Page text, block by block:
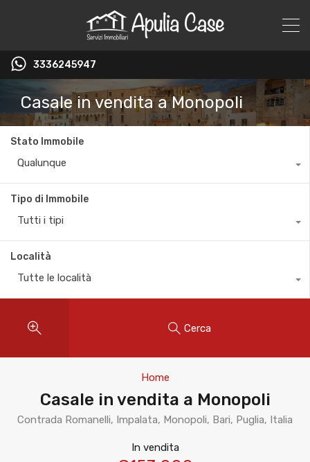
3336245947
Casale in vendita a Monopoli
Stato Immobile
Qualunque
Tipo di Immobile
Tutti i tipi
Località
Tutte le località
Cerca
Home
Casale in vendita a Monopoli
Contrada Romanelli, Impalata, Monopoli, Bari, Puglia, Italia
In vendita